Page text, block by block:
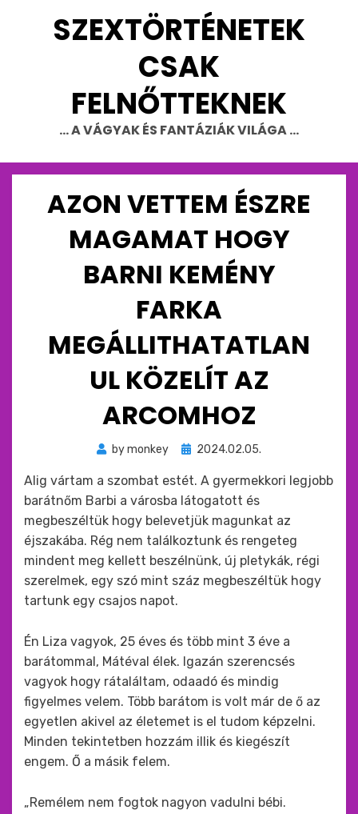
SZEXTÖRTÉNETEK
CSAK
FELNŐTTEKNEK
… A VÁGYAK ÉS FANTÁZIÁK VILÁGA …
AZON VETTEM ÉSZRE
MAGAMAT HOGY
BARNI KEMÉNY
FARKA
MEGÁLLITHATATLAN
UL KÖZELÍT AZ
ARCOMHOZ
bymonkey
Beküldve
:
2024.02.05.
Alig vártam a szombat estét. A gyermekkori legjobb
barátnőm Barbi a városba látogatott és
megbeszéltük hogy belevetjük magunkat az
éjszakába. Rég nem találkoztunk és rengeteg
mindent meg kellett beszélnünk, új pletykák, régi
szerelmek, egy szó mint száz megbeszéltük hogy
tartunk egy csajos napot.
Én Liza vagyok, 25 éves és több mint 3 éve a
barátommal, Mátéval élek. Igazán szerencsés
vagyok hogy rátaláltam, odaadó és mindig
figyelmes velem. Több barátom is volt már de ő az
egyetlen akivel az életemet is el tudom képzelni.
Minden tekintetben hozzám illik és kiegészít
engem. Ő a másik felem.
„Remélem nem fogtok nagyon vadulni bébi.